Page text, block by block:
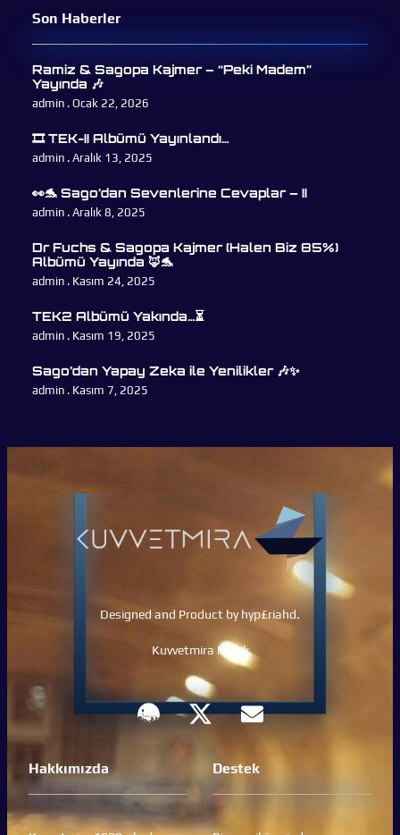
Son Haberler
Ramiz & Sagopa Kajmer – “Peki Madem”
Yayında 🎶
admin Ocak 22, 2026
🎞 TEK-II Albümü Yayınlandı…
admin Aralık 13, 2025
👀🐬 Sago’dan Sevenlerine Cevaplar – II
admin Aralık 8, 2025
Dr Fuchs & Sagopa Kajmer (Halen Biz 85%)
Albümü Yayında 🦊🐬
admin Kasım 24, 2025
TEK2 Albümü Yakında…⏳
admin Kasım 19, 2025
Sago’dan Yapay Zeka ile Yenilikler 🎶✨
admin Kasım 7, 2025
Designed and Product by hyp£riahd.
Kuvvetmira Müzik
Hakkımızda Destek